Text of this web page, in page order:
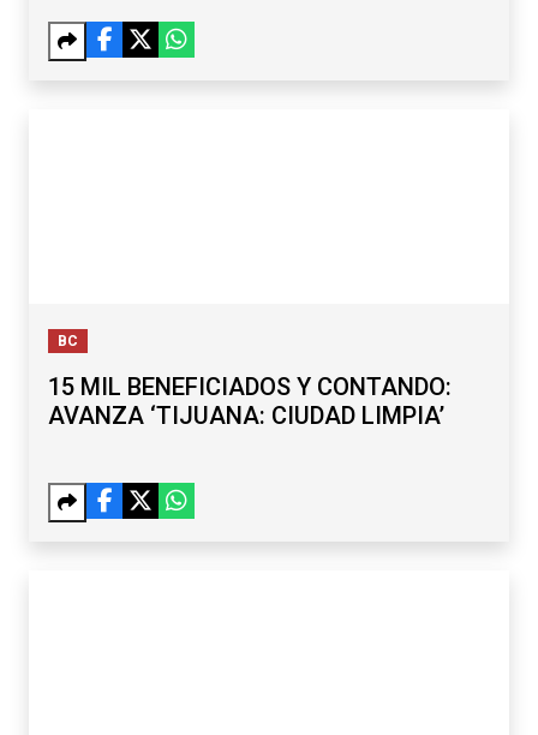
BC
15 MIL BENEFICIADOS Y CONTANDO:
AVANZA ‘TIJUANA: CIUDAD LIMPIA’